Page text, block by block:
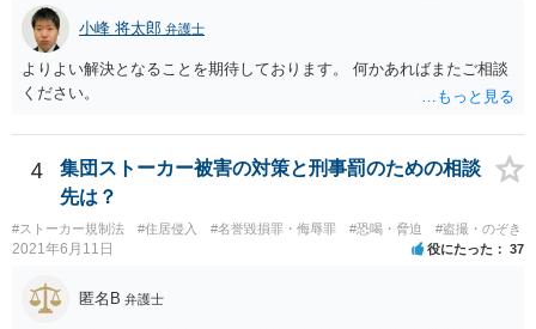
判明します（警察にデータベースがあるので）が、他方で、ICカード
やクレジットカードなどでは、数週間必要です。 ですが、被害者がす
ぐに被害申告を行なっているならば、警察は防犯カメラの保存期間は
１週間から長くて１ヶ月程度というふうに考えて、すぐさま防犯カメ
ラの捜査をします。 そうなると、その後に、上記のような個人特定捜
査が進んだとしても、やはり、遅ければ１ヶ月半程度かかるのではな
いでしょうか。 早ければ、数日から１ヶ月程度だと思います。 加え
て、行為者の任意呼び出しや逮捕が遅れてしまうと、データを削除さ
れたりするリスクもあると考えて、警察としては、相応に素早い対応
をするかと思います。 そのため、仮に被害者がすぐさま被害届を出し
ていたならば、すでに警察から何らかのアクションがあっても良い時
お、今回のケースですと、盗撮映像の隠滅（スマホを隠滅）をされな
小峰 将太郎 弁護士
よりよい解決となることを期待しております。 何かあればまたご相談
ください。
4
集団ストーカー被害の対策と刑事罰のための相談
先は？
#ストーカー規制法 #住居侵入 #名誉毀損罪・侮辱罪 #恐喝・脅迫 #盗撮・のぞき
2021年6月11日 役にたった 37
匿名B 弁護士